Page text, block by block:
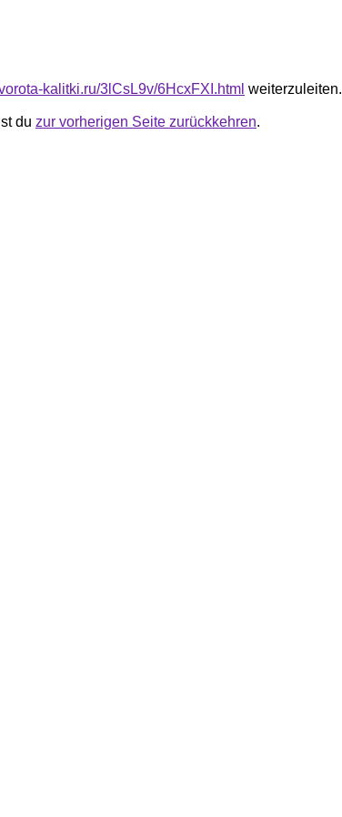
kalitki.ru/3lCsL9v/6HcxFXI.html weiterzuleiten.
du zur vorherigen Seite zurückkehren.